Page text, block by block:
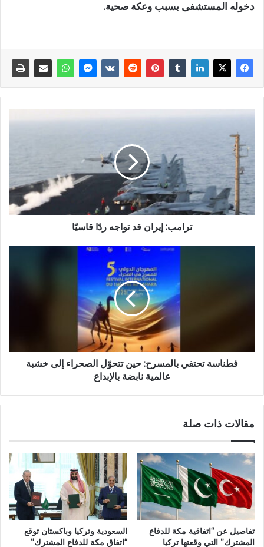
دخوله المستشفى بسبب وعكة صحية.
ترامب: إيران قد تواجه ردًا قاسيًا
فطناسة تحتفي بالمسرح: حين تتحوّل الصحراء إلى خشبة
عالمية نابضة بالإبداع
مقالات ذات صلة
تفاصيل عن “اتفاقية مكة للدفاع
المشترك” التي وقعتها تركيا
السعودية وتركيا وباكستان توقع
“اتفاق مكة للدفاع المشترك”